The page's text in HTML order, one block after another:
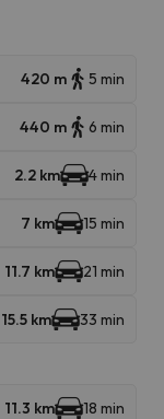
420 m 5 min
440 m 6 min
2.2 km 4 min
7 km 15 min
11.7 km 21 min
15.5 km 33 min
11.3 km 18 min